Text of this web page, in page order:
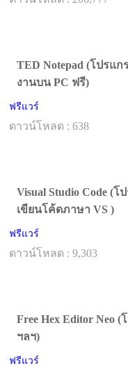
TED Notepad (โปรแ
งานบน PC ฟรี)
ฟรีแวร์
ดาวน์โหลด : 638
Visual Studio Code (โ
เขียนโค้ดภาษา VS )
ฟรีแวร์
ดาวน์โหลด : 9,303
Free Hex Editor Neo
ฯลฯ)
ฟรีแวร์